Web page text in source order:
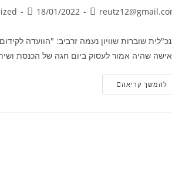
18/01/2022
שוברות שוויון נעמה זרביב: "הוועדה
שהיה אמור לעסוק ביום חגה של הכנסת
להמשך קריאה